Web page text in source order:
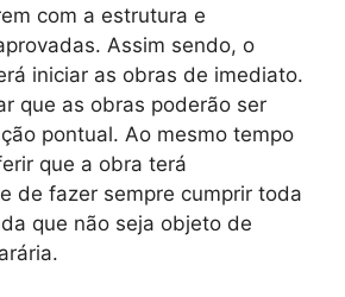
com a estrutura e
Assim sendo, o
iniciar as obras de imediato.
que as obras poderão ser
pontual. Ao mesmo tempo
que a obra terá
de fazer sempre cumprir toda
que não seja objeto de